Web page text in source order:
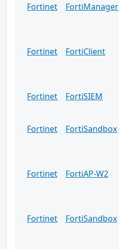
Fortinet
FortiManager
Fortinet
FortiClient
Fortinet
FortiSIEM
Fortinet
FortiSandbox
Fortinet
FortiAP-W2
Fortinet
FortiSandbox